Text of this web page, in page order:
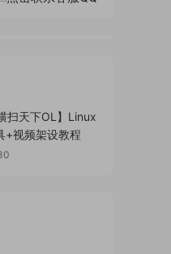
扫天下OL】Linux
+视频架设教程